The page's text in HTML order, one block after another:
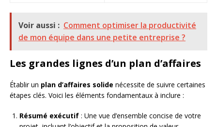
Voir aussi : Comment optimiser la productivité
de mon équipe dans une petite entreprise ?
Les grandes lignes d’un plan d’affaires
Établir un plan d’affaires solide nécessite de suivre certaines
étapes clés. Voici les éléments fondamentaux à inclure :
Résumé exécutif : Une vue d’ensemble concise de votre